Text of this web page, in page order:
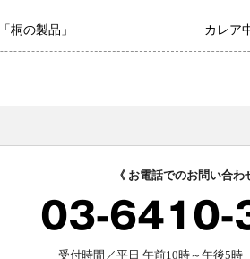
桐の製品」 カレア
《 お電話でのお問い合わ
03-6410-
受付時間／平日 午前10時～午後5時